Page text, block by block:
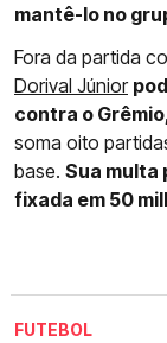
mantê-lo no
Fora da partida
Dorival Júnior
contra o
soma oito
base. Sua multa
fixada em 50
FUTEBOL